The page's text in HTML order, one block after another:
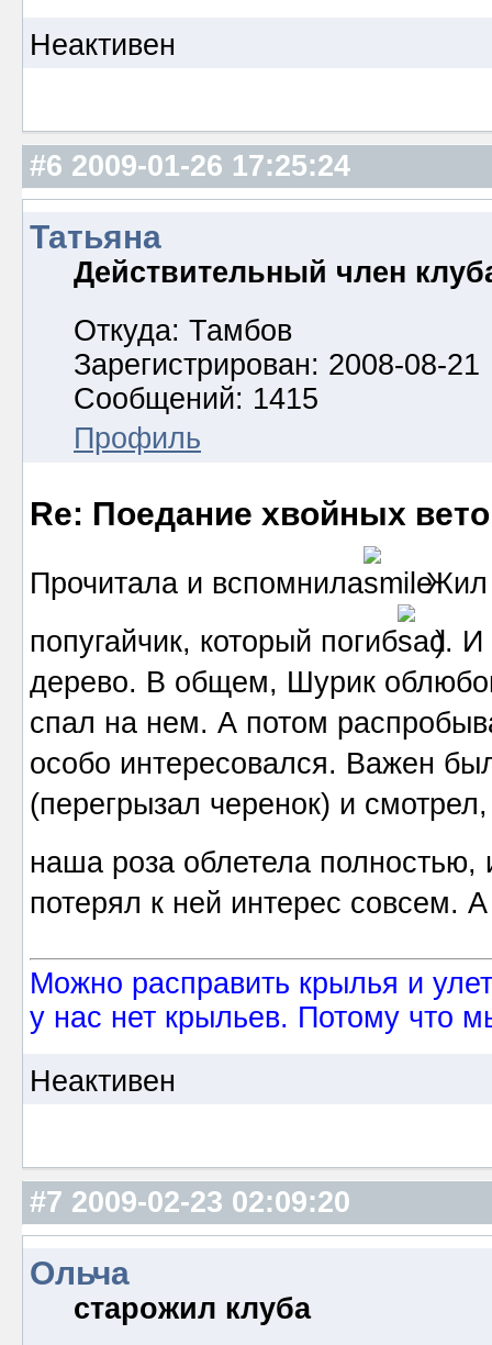
Неактивен
#6 2009-01-26 17:25:24
Татьяна
Действительный член
Откуда: Тамбов
Зарегистрирован: 2008-08-21
Сообщений: 1415
Профиль
Re: Поедание хвойных
Прочитала и вспомнила
. Жил
попугайчик, который погиб
). И
дерево. В общем, Шурик
спал на нем. А потом
особо интересовался. Важен
(перегрызал черенок) и
наша роза облетела полностью,
потерял к ней интерес совсем.
Можно расправить крылья и
у нас нет крыльев. Потому что
Неактивен
#7 2009-02-23 02:09:20
Ольча
старожил клуба